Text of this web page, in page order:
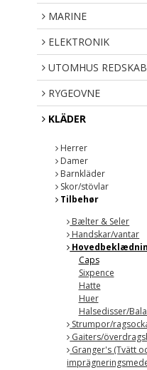
MARINE
ELEKTRONIK
UTOMHUS REDSKAB
RYGEOVNE
KLÄDER
Herrer
Damer
Barnkläder
Skor/stövlar
Tilbehør
Bælter & Seler
Handskar/vantar
Caps
Sixpence
Hatte
Huer
Halsedisser/
Strumpor/
Gaiters/
Granger's (Tvätt